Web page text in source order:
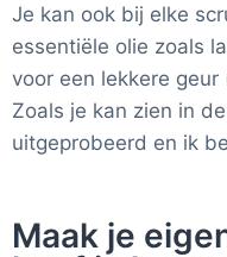
Je kan ook bij elke
essentiële olie zoals
voor een lekkere
Zoals je kan zien in
uitgeprobeerd en ik
Maak je